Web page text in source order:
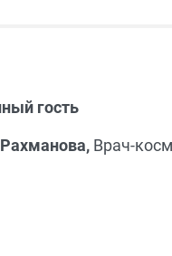
гость
Врач-